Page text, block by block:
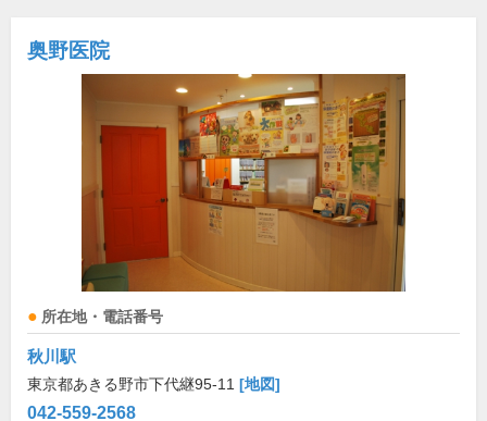
奥野医院
所在地・電話番号
秋川駅
東京都あきる野市下代継95-11 [地図]
042-559-2568